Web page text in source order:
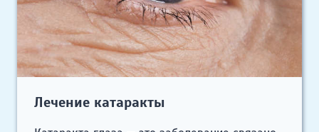
Лечение катаракты